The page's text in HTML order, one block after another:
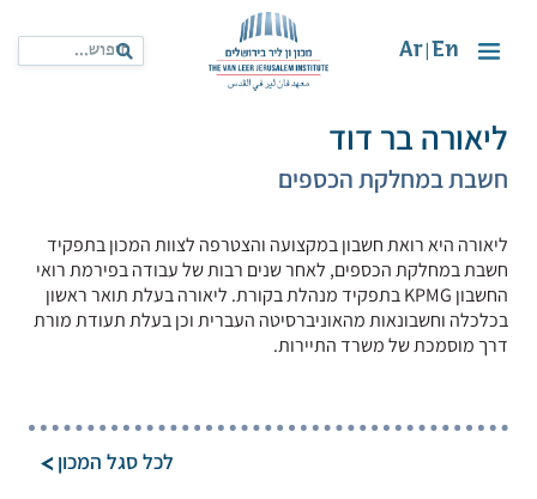
En
Ar
ליאורה בר דוד
חשבת במחלקת הכספים
ליאורה היא רואת חשבון במקצועה והצטרפה לצוות המכון בתפקיד
חשבת במחלקת הכספים, לאחר שנים רבות של עבודה בפירמת רואי
החשבון KPMG בתפקיד מנהלת בקורת. ליאורה בעלת תואר ראשון
בכלכלה וחשבונאות מהאוניברסיטה העברית וכן בעלת תעודת מורת
דרך מוסמכת של משרד התיירות.
לכל סגל המכון